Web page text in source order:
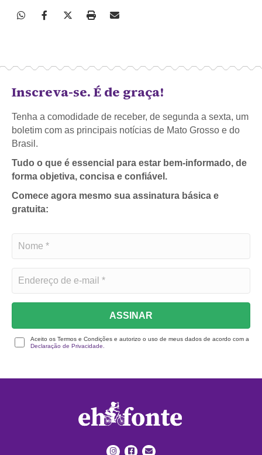
Inscreva-se. É de graça!
Tenha a comodidade de receber, de segunda a sexta, um
boletim com as principais notícias de Mato Grosso e do
Brasil.
Tudo o que é essencial para estar bem-informado, de
forma objetiva, concisa e confiável.
Comece agora mesmo sua assinatura básica e
gratuita:
ASSINAR
Aceito os Termos e Condições e autorizo o uso de meus dados de acordo com a
Declaração de Privacidade.